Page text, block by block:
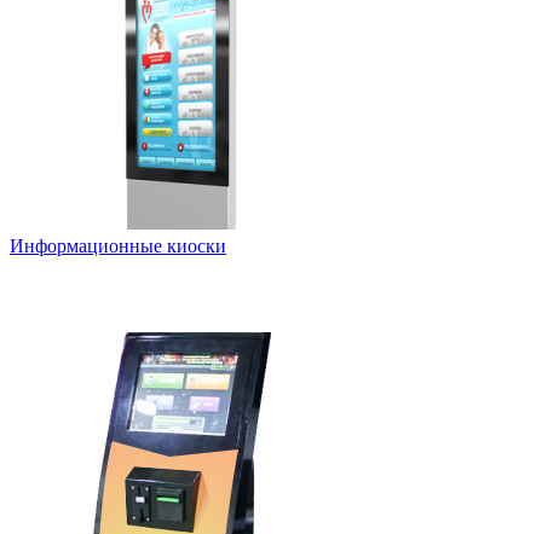
Информационные киоски